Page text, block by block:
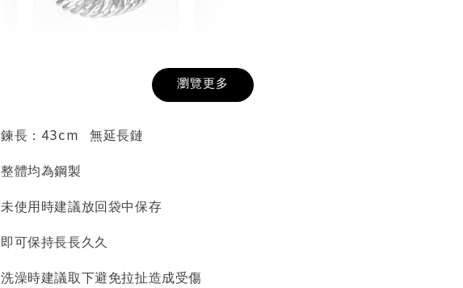
+
加入購物車
瀏覽更多
鍊長：43cm 無延長鏈
整體均為鋼製
未使用時建議放回袋中保存
即可保持長長久久
洗澡時建議取下避免拉扯造成受傷